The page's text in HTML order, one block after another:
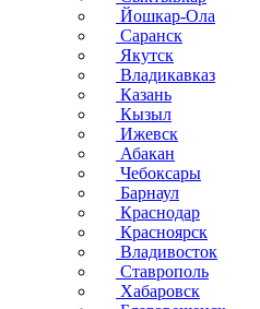
Йошкар-Ола
Саранск
Якутск
Владикавказ
Казань
Кызыл
Ижевск
Абакан
Чебоксары
Барнаул
Краснодар
Красноярск
Владивосток
Ставрополь
Хабаровск